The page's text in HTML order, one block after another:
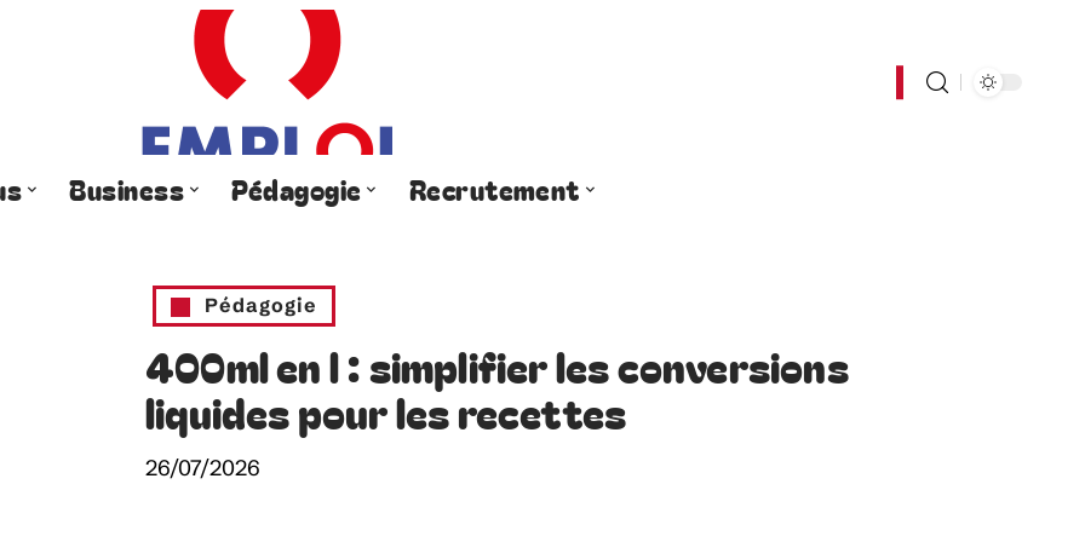
Business Pédagogie Recrutement
Pédagogie
400ml en l : simplifier les conversions
liquides pour les recettes
26/07/2026